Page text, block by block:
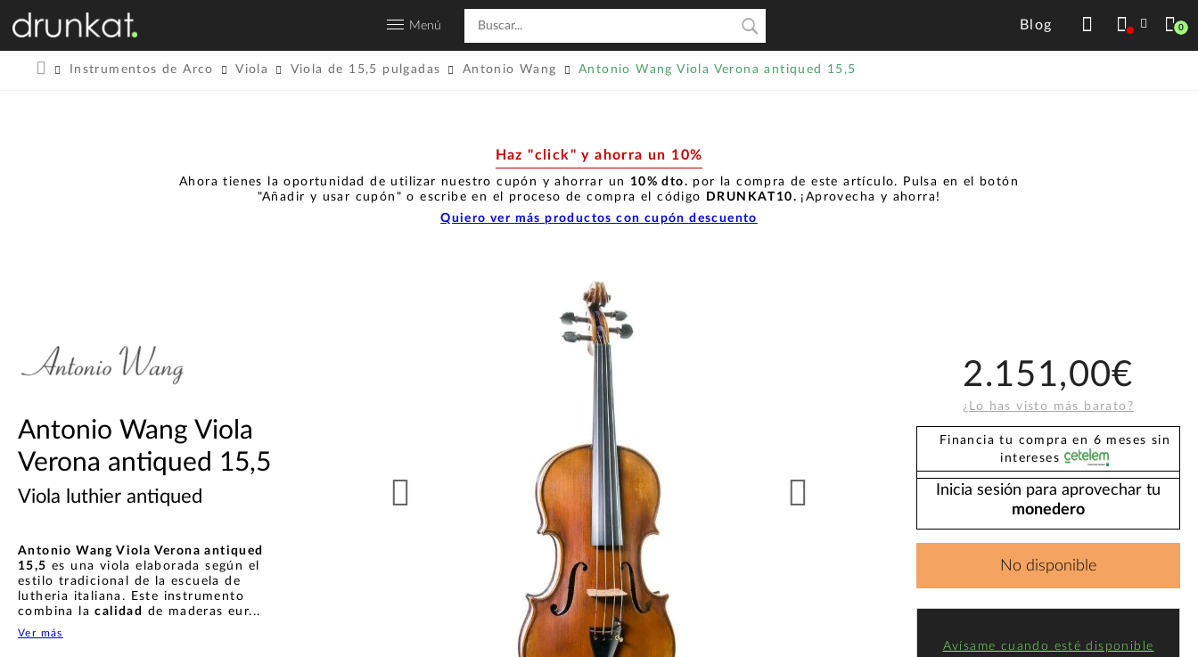
Menú Blog 0
Instrumentos de Arco Viola Viola de 15,5 pulgadas Antonio Wang Antonio Wang Viola Verona antiqued 15,5
Haz "click" y ahorra un 10%
Ahora tienes la oportunidad de utilizar nuestro cupón y ahorrar un 10% dto. por la compra de este artículo. Pulsa en el botón
"Añadir y usar cupón" o escribe en el proceso de compra el código
DRUNKAT10. ¡Aprovecha y ahorra!
Quiero ver más productos con cupón descuento
Antonio Wang Viola
Verona antiqued 15,5
Viola luthier antiqued
Antonio Wang Viola Verona antiqued
15,5 es una viola elaborada según el
estilo tradicional de la escuela de
lutheria italiana. Este instrumento
combina lacalidad de maderas eur...
Ver más
2.151,00€
¿Lo has visto más barato?
Financia tu compra en 6 meses sin
intereses
Inicia sesión para aprovechar tu
monedero
No disponible
Avísame cuando esté disponible